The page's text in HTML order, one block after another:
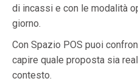
di incassi e con le modalità
giorno.
Con Spazio POS puoi
capire quale proposta sia
contesto.